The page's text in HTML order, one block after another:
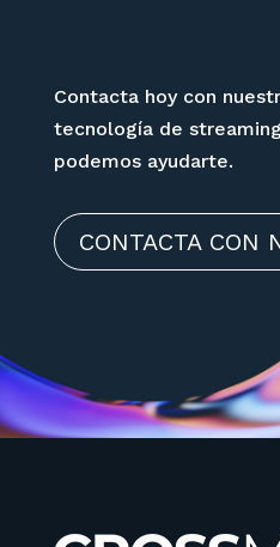
Contacta hoy con
tecnología de
podemos ayudarte.
CONTACTA CON